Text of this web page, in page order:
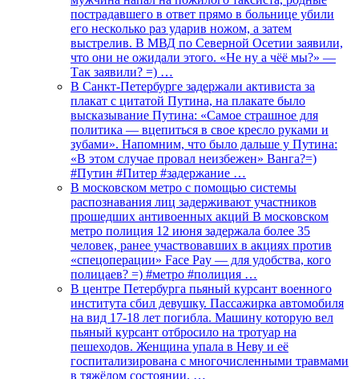
пострадавшего в ответ прямо в больнице убили
его несколько раз ударив ножом, а затем
выстрелив. В МВД по Северной Осетии заявили,
что они не ожидали этого. «Не ну а чёё мы?» —
Так заявили? =) …
В Санкт-Петербурге задержали активиста за
плакат с цитатой Путина, на плакате было
высказывание Путина: «Самое страшное для
политика — вцепиться в свое кресло руками и
зубами». Напомним, что было дальше у Путина:
«В этом случае провал неизбежен» Ванга?=)
#Путин #Питер #задержание …
В московском метро с помощью системы
распознавания лиц задерживают участников
прошедших антивоенных акций В московском
метро полиция 12 июня задержала более 35
человек, ранее участвовавших в акциях против
«спецоперации» Face Pay — для удобства, кого
полицаев? =) #метро #полиция …
В центре Петербурга пьяный курсант военного
института сбил девушку. Пассажирка автомобиля
на вид 17-18 лет погибла. Машину которую вел
пьяный курсант отбросило на тротуар на
пешеходов. Женщина упала в Неву и её
госпитализирована с многочисленными травмами
в тяжёлом состоянии. …